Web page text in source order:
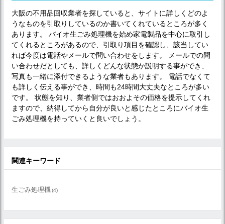
大阪の不用品回収業者を探していると、サイトに詳しくどのよ
うなものを引取りしているのか書いてくれているところが多く
あります。 バイオ生ごみ処理機を始め家電製品を中心に取引し
てくれるところがあるので、引取り項目を確認し、該当してい
れば今度は電話やメールで問い合わせをします。 メールでの問
い合わせだとしても、詳しくどんな状態か説明する事ができ、
写真も一緒に添付できるような業者もあります。 電話でなくて
も詳しく伝える事ができ、時間も24時間大丈夫なところが多い
です。 状態を知り、業者側ではおおよその価格を提示してくれ
ますので、納得してから自分が良いと感じたところにバイオ生
ごみ処理機を持っていくと良いでしょう。
関連キーワード
生ごみ処理機(4)